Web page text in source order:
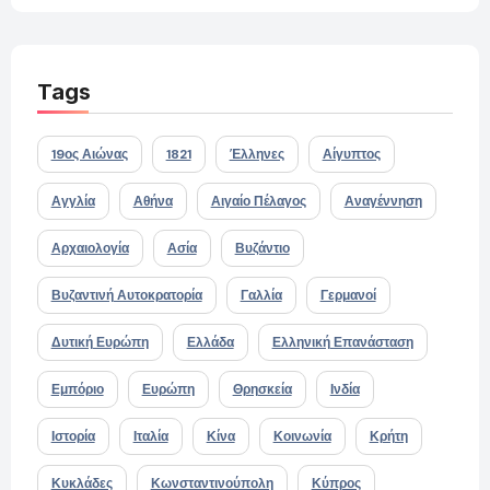
Tags
19ος Αιώνας 1821 Έλληνες Αίγυπτος
Αγγλία Αθήνα Αιγαίο Πέλαγος Αναγέννηση
Αρχαιολογία Ασία Βυζάντιο
Βυζαντινή Αυτοκρατορία Γαλλία Γερμανοί
Δυτική Ευρώπη Ελλάδα Ελληνική Επανάσταση
Εμπόριο Ευρώπη Θρησκεία Ινδία
Ιστορία Ιταλία Κίνα Κοινωνία Κρήτη
Κυκλάδες Κωνσταντινούπολη Κύπρος